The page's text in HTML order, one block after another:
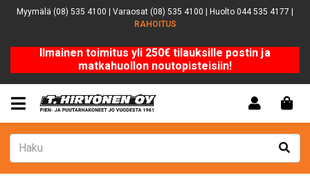
Myymälä (08) 535 4100 | Varaosat (08) 535 4100 | Huolto 044 535 4177 |
RAHOITUS
Ilmainen toimitus yli 250€ tilauksille postin ja
matkahuollon noutopisteisiin!